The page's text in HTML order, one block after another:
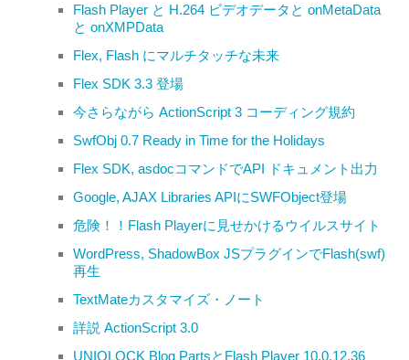
Flash Player と H.264 ビデオデータと onMetaData
と onXMPData
Flex, Flash にマルチタッチな未来
Flex SDK 3.3 登場
今さらながら ActionScript 3 コーディング規約
SwfObj 0.7 Ready in Time for the Holidays
Flex SDK, asdocコマンドでAPI ドキュメント出力
Google, AJAX Libraries APIにSWFObject登場
危険！！Flash Playerに見せかけるウイルスサイト
WordPress, ShadowBox JSプラグインでFlash(swf)
再生
TextMateカスタマイズ・ノート
詳説 ActionScript 3.0
UNIQLOCK Blog PartsとFlash Player 10.0.12.36